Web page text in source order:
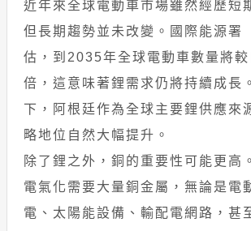
近年來全球電動車市場雖然經歷短
但長期趨勢並未改變。國際能源署
估，到2035年全球電動車數量將
倍，這意味著鋰需求仍將持續成長
下，阿根廷作為全球主要鋰供應來
略地位自然大幅提升。
除了鋰之外，銅的重要性可能更高
電氣化需要大量銅金屬，無論是電
電、太陽能設備、輸配電網路，甚